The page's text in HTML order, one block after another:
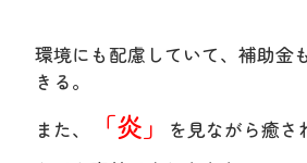
環境にも配慮していて、補助金
きる。
また、
「炎」
を見ながら癒さ